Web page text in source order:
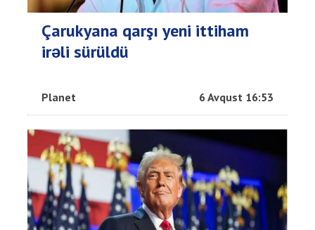
Çarukyana qarşı yeni ittiham
irəli sürüldü
Planet 6 Avqust 16:53